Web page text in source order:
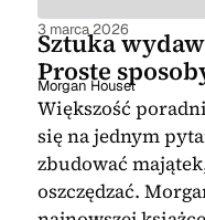
Zachęcamy do
polecanych
naszym
3 marca 2026
Sztuka
Proste
Morgan Housel
Większość
się na jednym
zbudować
oszczędzać.